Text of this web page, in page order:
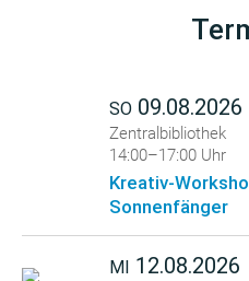
SO 09.08.2026
Zentralbibliothek
14:00–17:00 Uhr
Kreativ-
Sonnenfänger
MI 12.08.2026